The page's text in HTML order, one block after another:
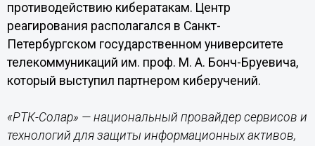
противодействию кибератакам. Центр
реагирования располагался в Санкт-
Петербургском государственном университете
телекоммуникаций им. проф. М. А. Бонч-Бруевича,
который выступил партнером киберучений.
«РТК-Солар» — национальный провайдер сервисов и
технологий для защиты информационных активов,